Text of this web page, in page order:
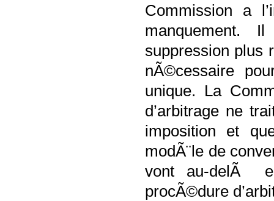
Commission a
manquement.
suppression plus
nÃ©cessaire
unique. La
d’arbitrage ne
imposition et
modÃ¨le de
vont au-delÃ
procÃ©dure